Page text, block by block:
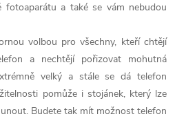
fotoaparátu a také se vám nebudou
volbou pro všechny, kteří chtějí
a nechtějí pořizovat mohutná
velký a stále se dá telefon
pomůže i stojánek, který lze
Budete tak mít možnost telefon